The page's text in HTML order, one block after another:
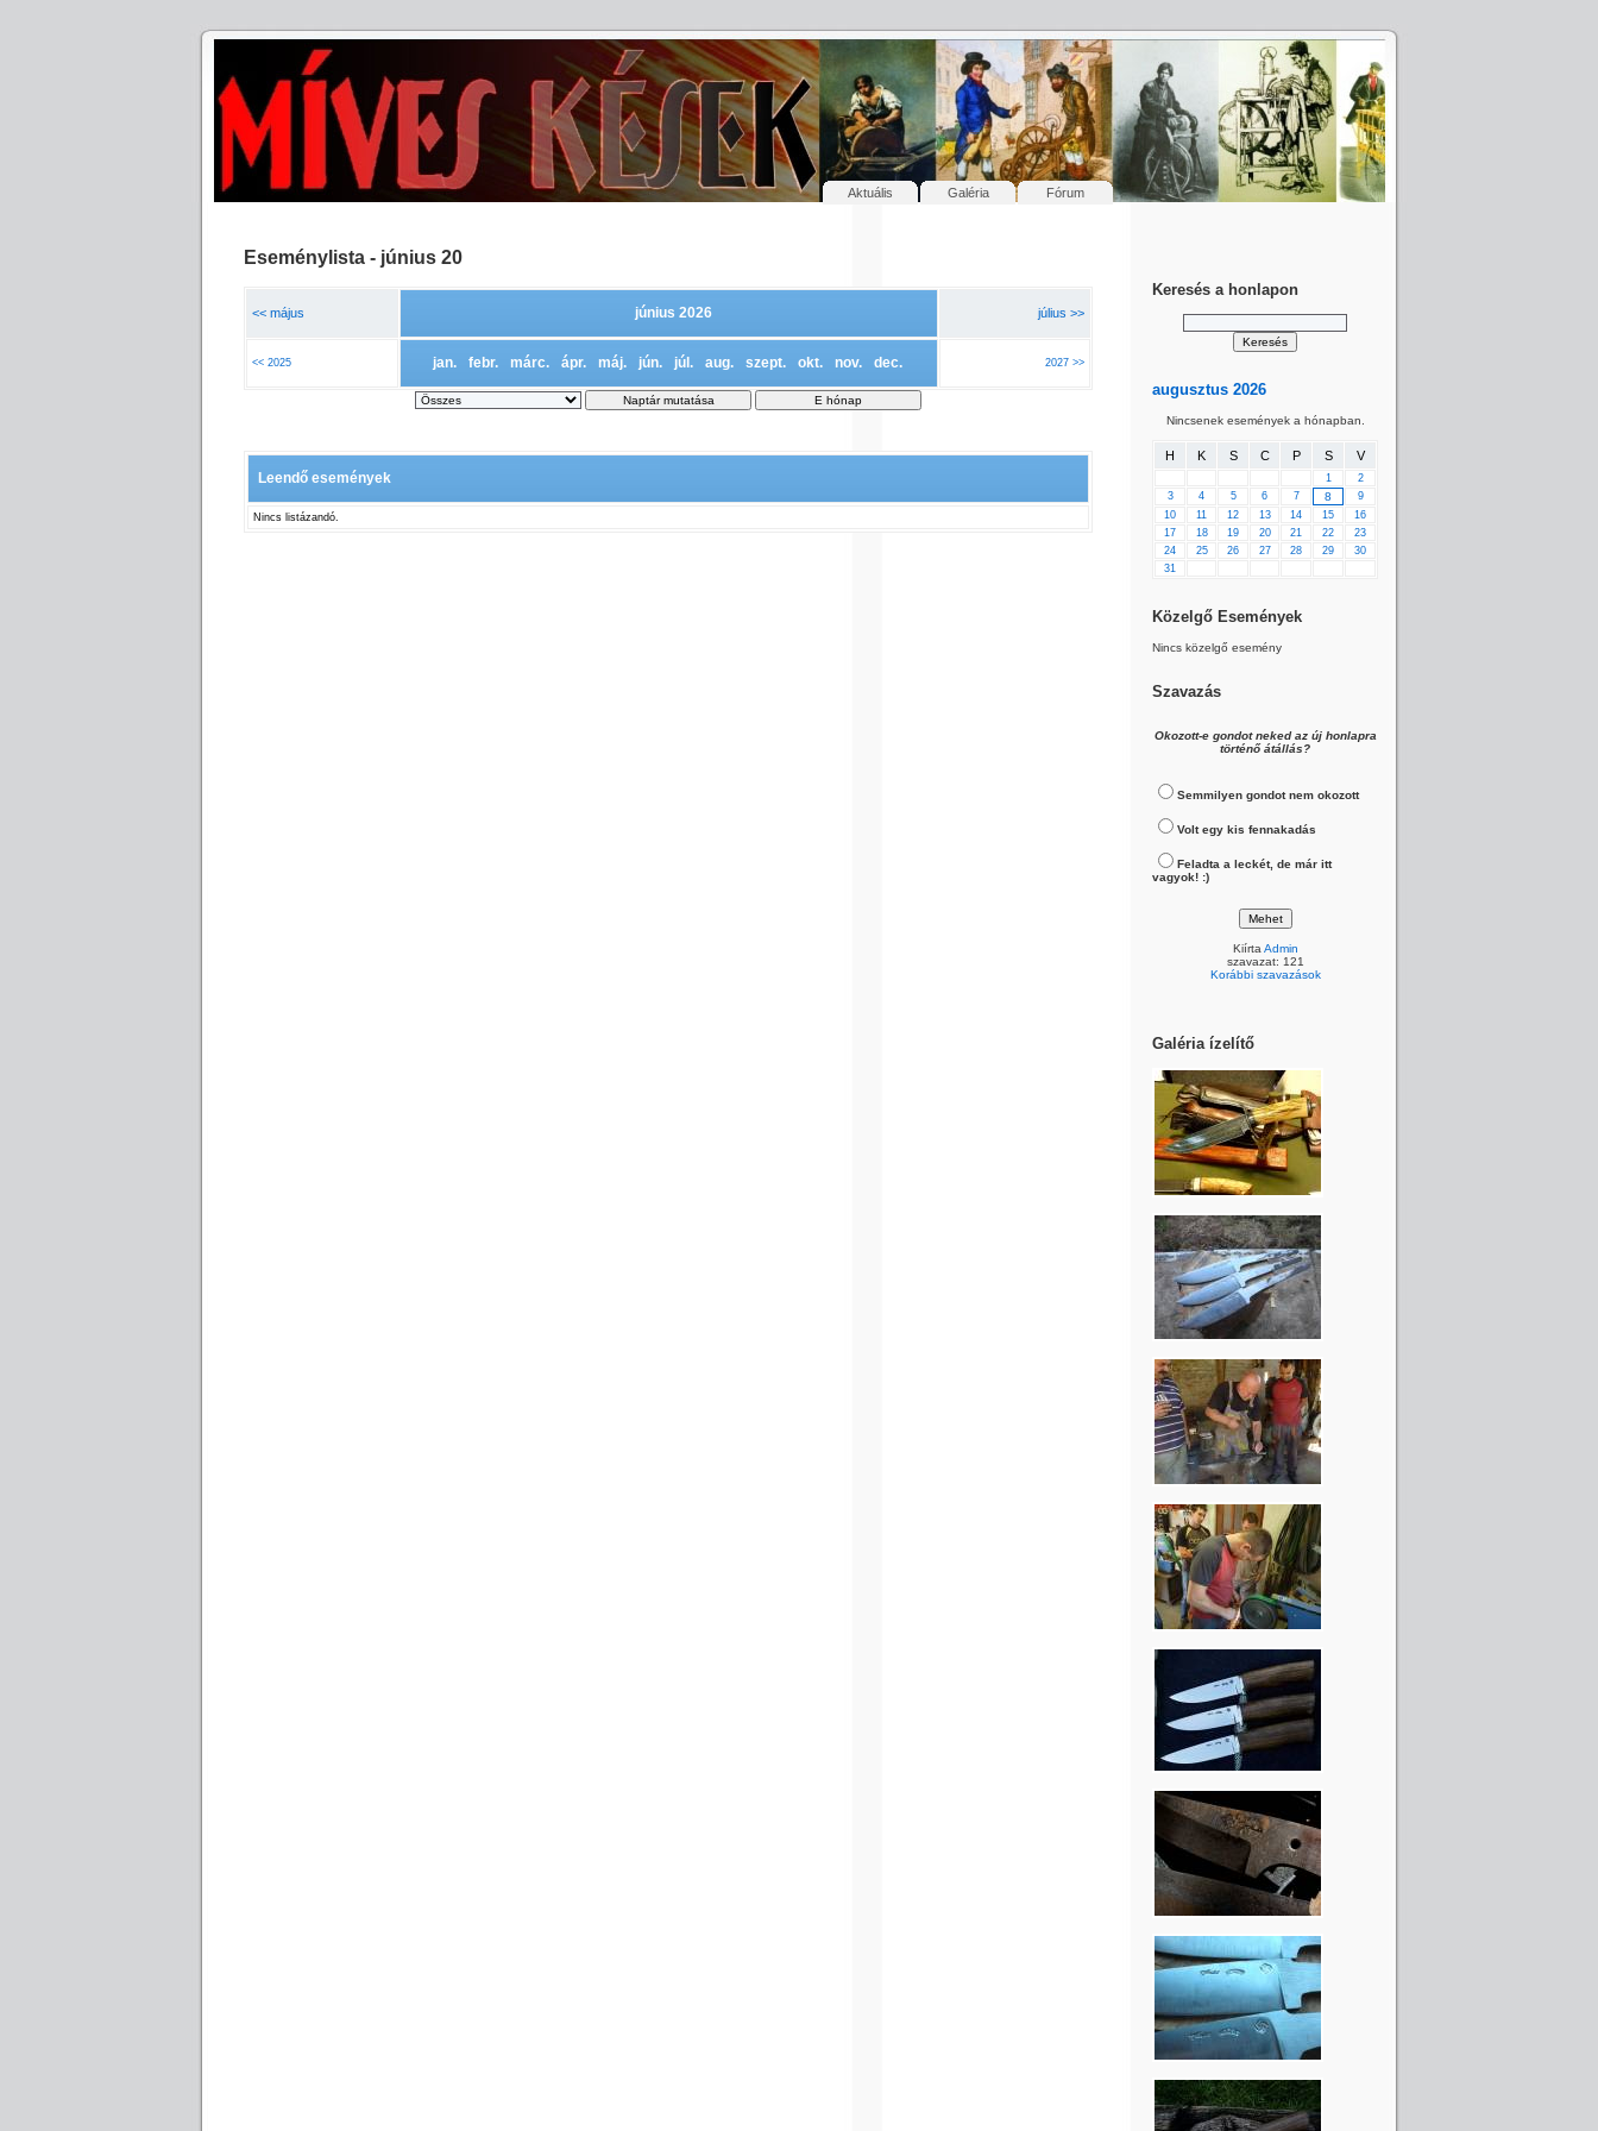
Aktuális Galéria Fórum
Eseménylista - június 20
<< május június 2026 július >>
<< 2025 jan. febr. márc. ápr. máj. jún. júl. aug. szept. okt. nov. dec. 2027 >>
Leendő események
Nincs listázandó.
Keresés a honlapon
augusztus 2026
Nincsenek események a hónapban.
H K S C P S V
1
2
3
4 5 6 7 8
9
10
11 12 13 14 15
16
17
18 19 20 21 22
23
24
25 26 27 28 29
30
31
Közelgő Események
Nincs közelgő esemény
Szavazás
Okozott-e gondot neked az új honlapra
történő átállás?
Semmilyen gondot nem okozott
Volt egy kis fennakadás
Feladta a leckét, de már itt
vagyok! :)
Kiírta Admin
szavazat: 121
Korábbi szavazások
Galéria ízelítő